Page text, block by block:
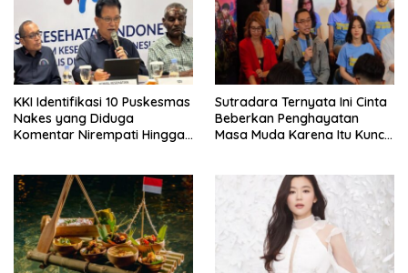
KKI Identifikasi 10 Puskesmas
Nakes yang Diduga
Komentar Nirempati Hingga
Sutradara Ternyata Ini Cinta
Beberkan Penghayatan
Masa Muda Karena Itu Kunci